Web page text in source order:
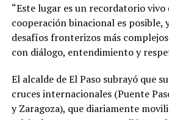
“Este lugar es un recordatorio vivo
cooperación binacional es posible,
desafíos fronterizos más
con diálogo, entendimiento y
El alcalde de El Paso subrayó que
cruces internacionales (Puente
y Zaragoza), que diariamente